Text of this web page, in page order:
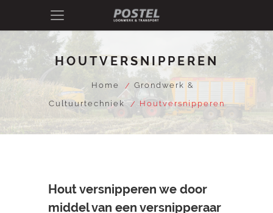
HOUTVERSNIPPEREN
Home
Grondwerk &
Cultuurtechniek
Houtversnipperen
Hout versnipperen we door
middel van een versnipperaar